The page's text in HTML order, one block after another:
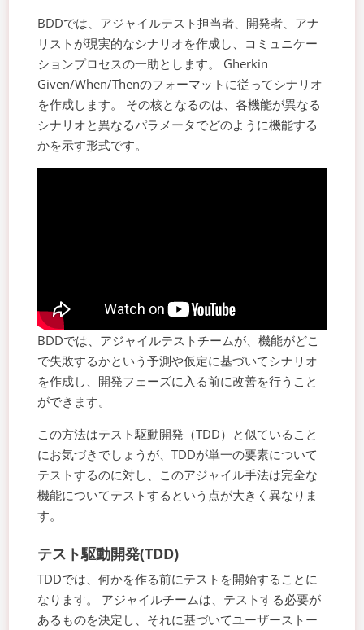
BDDでは、アジャイルテスト担当者、開発者、アナ
リストが現実的なシナリオを作成し、コミュニケー
ションプロセスの一助とします。 Gherkin
Given/When/Thenのフォーマットに従ってシナリオ
を作成します。 その核となるのは、各機能が異なる
シナリオと異なるパラメータでどのように機能する
かを示す形式です。
BDDでは、アジャイルテストチームが、機能がどこ
で失敗するかという予測や仮定に基づいてシナリオ
を作成し、開発フェーズに入る前に改善を行うこと
ができます。
この方法はテスト駆動開発（TDD）と似ていること
にお気づきでしょうが、TDDが単一の要素について
テストするのに対し、このアジャイル手法は完全な
機能についてテストするという点が大きく異なりま
す。
テスト駆動開発(TDD)
TDDでは、何かを作る前にテストを開始することに
なります。 アジャイルチームは、テストする必要が
あるものを決定し、それに基づいてユーザーストー